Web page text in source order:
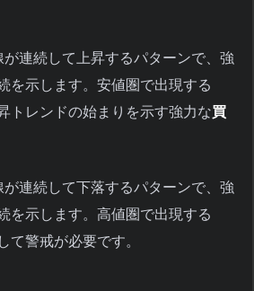
が連続して上昇するパターンで、強
を示します。安値圏で出現する
トレンドの始まりを示す強力な買
が連続して下落するパターンで、強
を示します。高値圏で出現する
て警戒が必要です。